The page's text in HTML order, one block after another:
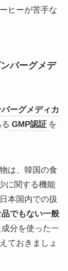
ヒーが苦手な
バーグメデ
ーグメディカ
GMP認証 を
は、韓国の食
に関する機能
本国内での扱
でもない一般
分を使った一
ておきましょ